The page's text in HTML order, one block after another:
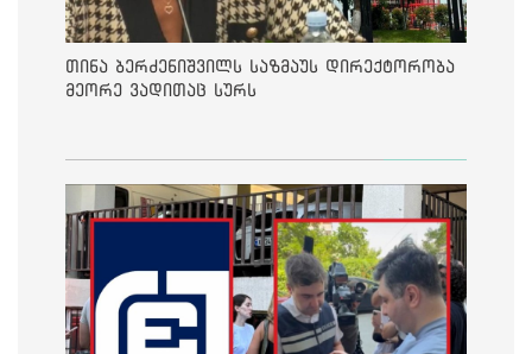
თინა ბერძენიშვილს საზმაუს დირექტორობა
მეორე ვადითაც სურს